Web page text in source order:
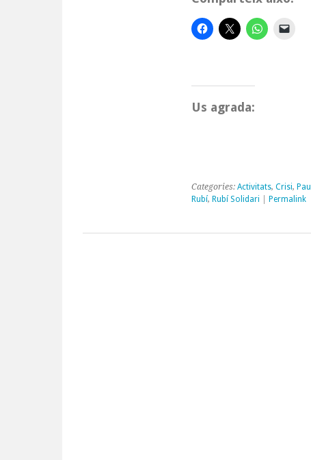
Us agrada:
Categories: Activitats, Crisi, Pau
Rubí, Rubí Solidari Permalink